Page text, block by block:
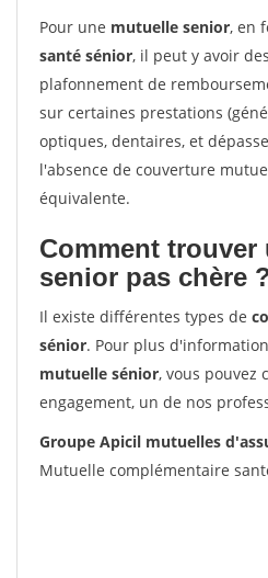
Pour une mutuelle senior, en
santé sénior, il peut y avoir
plafonnement de
sur certaines prestations
optiques, dentaires, et
l'absence de couverture
équivalente.
Comment trouver
senior pas chère
Il existe différentes types de
sénior. Pour plus
mutuelle sénior, vous pouvez
engagement, un de nos
Groupe Apicil mutuelles
Mutuelle complémentaire